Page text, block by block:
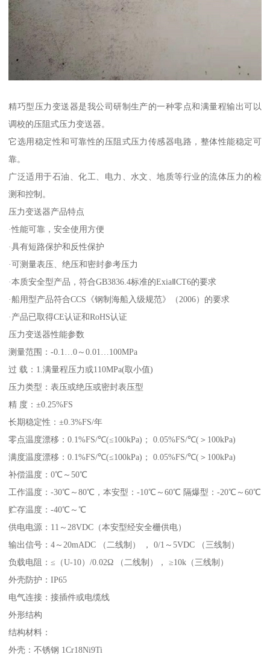
精巧型压力变送器是我公司研制生产的一种零点和满量程输出可以
调校的压阻式压力变送器。
它选用稳定性和可靠性的压阻式压力传感器电路，整体性能稳定可
靠。
广泛适用于石油、化工、电力、水文、地质等行业的流体压力的检
测和控制。
压力变送器产品特点
·性能可靠，安全使用方便
·具有短路保护和反性保护
·可测量表压、绝压和密封参考压力
·本质安全型产品，符合GB3836.4标准的ExiaⅡCT6的要求
·船用型产品符合CCS《钢制海船入级规范》（2006）的要求
·产品已取得CE认证和RoHS认证
压力变送器性能参数
测量范围：-0.1…0～0.01…100MPa
过 载：1.满量程压力或110MPa(取小值)
压力类型：表压或绝压或密封表压型
精 度：±0.25%FS
长期稳定性：±0.3%FS/年
零点温度漂移：0.1%FS/℃(≤100kPa)； 0.05%FS/℃(＞100kPa)
满度温度漂移：0.1%FS/℃(≤100kPa)； 0.05%FS/℃(＞100kPa)
补偿温度：0℃～50℃
工作温度：-30℃～80℃，本安型：-10℃～60℃ 隔爆型：-20℃～60℃
贮存温度：-40℃～℃
供电电源：11～28VDC（本安型经安全栅供电）
输出信号：4～20mADC （二线制） ， 0/1～5VDC （三线制）
负载电阻：≤（U-10）/0.02Ω （二线制）， ≥10k（三线制）
外壳防护：IP65
电气连接：接插件或电缆线
外形结构
结构材料：
外壳：不锈钢 1Cr18Ni9Ti